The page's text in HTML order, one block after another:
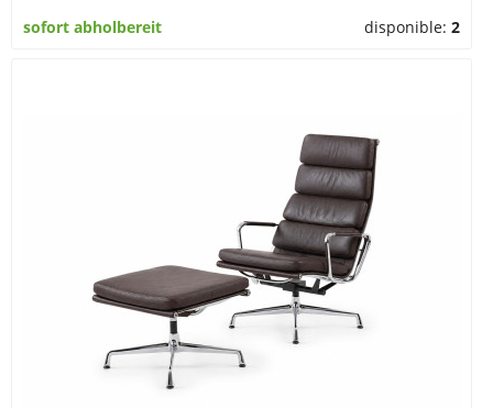
sofort abholbereit disponible:2